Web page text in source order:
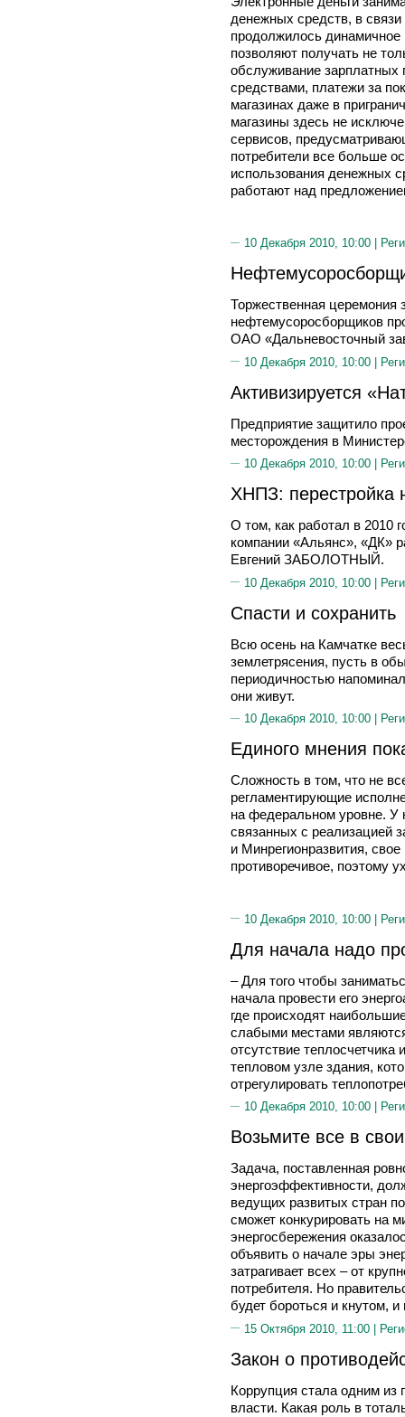
денежных средств, в
продолжилось динамичное
позволяют получать не
обслуживание зарплатных
средствами, платежи за
магазинах даже в
магазины здесь не
сервисов,
потребители все больше
использования денежных
работают над
10 Декабря 2010, 10:00 |
Торжественная церемония
нефтемусоросборщиков
ОАО «Дальневосточный
10 Декабря 2010, 10:00 |
Aктивизируется
Предприятие защитило
месторождения в
10 Декабря 2010, 10:00 |
ХНПЗ: перестройка
О том, как работал в 2010
компании «Альянс», «ДК»
Евгений ЗАБОЛОТНЫЙ.
10 Декабря 2010, 10:00 |
Спасти и сохранить
Всю осень на Камчатке
землетрясения, пусть в
периодичностью
они живут.
10 Декабря 2010, 10:00 |
Единого мнения
Сложность в том, что не
регламентирующие
на федеральном уровне. У
связанных с реализацией
и Минрегионразвития,
противоречивое, поэтому
10 Декабря 2010, 10:00 |
Для начала надо
– Для того чтобы
начала провести его
где происходят
слабыми местами
отсутствие
тепловом узле здания,
отрегулировать
10 Декабря 2010, 10:00 |
Возьмите все в
Задача, поставленная
энергоэффективности,
ведущих развитых стран
сможет конкурировать на
энергосбережения
объявить о начале эры
затрагивает всех – от
потребителя. Но
будет бороться и кнутом, и
15 Октября 2010, 11:00 |
Закон о
Коррупция стала одним из
власти. Какая роль в